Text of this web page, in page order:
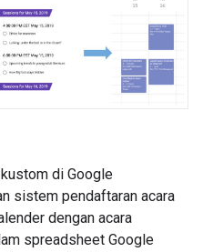
di Google
sistem pendaftaran acara
dengan acara
spreadsheet Google